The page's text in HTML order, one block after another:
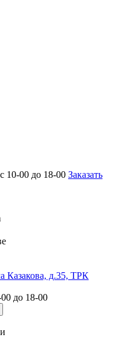
10-00 до 18-00 Заказать
Казакова, д.35, ТРК
до 18-00